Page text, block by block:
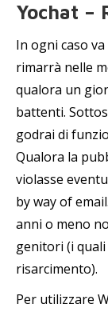
Yochat –
In ogni caso
rimarrà nelle
qualora un
battenti.
godrai di
Qualora la
violasse
by way of
anni o meno
genitori (i
risarcimento).
Per utilizzare